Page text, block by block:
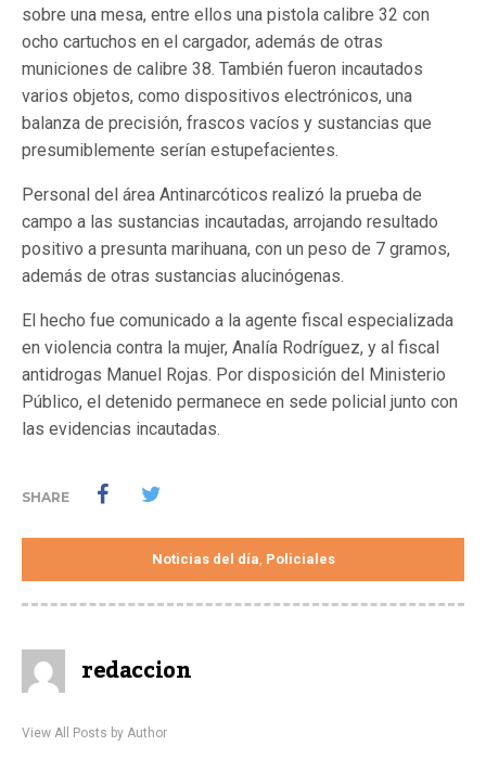
sobre una mesa, entre ellos una pistola calibre 32 con
ocho cartuchos en el cargador, además de otras
municiones de calibre 38. También fueron incautados
varios objetos, como dispositivos electrónicos, una
balanza de precisión, frascos vacíos y sustancias que
presumiblemente serían estupefacientes.
Personal del área Antinarcóticos realizó la prueba de
campo a las sustancias incautadas, arrojando resultado
positivo a presunta marihuana, con un peso de 7 gramos,
además de otras sustancias alucinógenas.
El hecho fue comunicado a la agente fiscal especializada
en violencia contra la mujer, Analía Rodríguez, y al fiscal
antidrogas Manuel Rojas. Por disposición del Ministerio
Público, el detenido permanece en sede policial junto con
las evidencias incautadas.
SHARE
Noticias del día, Policiales
redaccion
View All Posts by Author